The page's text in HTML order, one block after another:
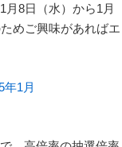
月8日（水）から1月
めご興味があればエ
年1月